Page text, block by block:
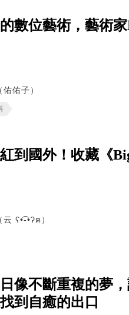
數位藝術，藝術
佑子）
到國外！收藏《
ʕ•͡-•ʔฅ）
像不斷重複的夢
到自癒的出口